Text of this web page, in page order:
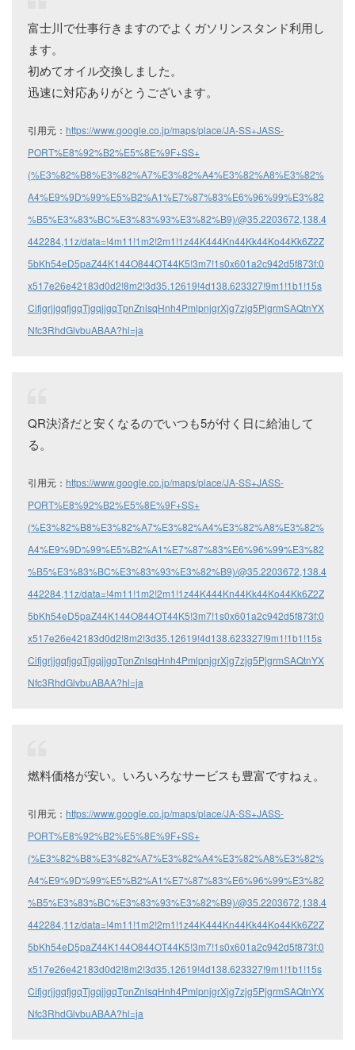
富士川で仕事行きますのでよくガソリンスタンド利用し
ます。
初めてオイル交換しました。
迅速に対応ありがとうございます。
引用元： https://www.google.co.jp/maps/place/JA-SS+JASS-
PORT%E8%92%B2%E5%8E%9F+SS+
(%E3%82%B8%E3%82%A7%E3%82%A4%E3%82%A8%E3%82%
A4%E9%9D%99%E5%B2%A1%E7%87%83%E6%96%99%E3%82
%B5%E3%83%BC%E3%83%93%E3%82%B9)/@35.2203672,138.4
442284,11z/data=!4m11!1m2!2m1!1z44K444Kn44Kk44Ko44Kk6Z2Z
5bKh54eD5paZ44K144O844OT44K5!3m7!1s0x601a2c942d5f873f:0
x517e26e42183d0d2!8m2!3d35.12619!4d138.623327!9m1!1b1!15s
CifjgrjjgqfjgqTjgqjjgqTpnZnlsqHnh4PmlpnjgrXjg7zjg5PjgrmSAQtnYX
Nfc3RhdGlvbuABAA?hl=ja
QR決済だと安くなるのでいつも5が付く日に給油して
る。
引用元： https://www.google.co.jp/maps/place/JA-SS+JASS-
PORT%E8%92%B2%E5%8E%9F+SS+
(%E3%82%B8%E3%82%A7%E3%82%A4%E3%82%A8%E3%82%
A4%E9%9D%99%E5%B2%A1%E7%87%83%E6%96%99%E3%82
%B5%E3%83%BC%E3%83%93%E3%82%B9)/@35.2203672,138.4
442284,11z/data=!4m11!1m2!2m1!1z44K444Kn44Kk44Ko44Kk6Z2Z
5bKh54eD5paZ44K144O844OT44K5!3m7!1s0x601a2c942d5f873f:0
x517e26e42183d0d2!8m2!3d35.12619!4d138.623327!9m1!1b1!15s
CifjgrjjgqfjgqTjgqjjgqTpnZnlsqHnh4PmlpnjgrXjg7zjg5PjgrmSAQtnYX
Nfc3RhdGlvbuABAA?hl=ja
燃料価格が安い。いろいろなサービスも豊富ですねぇ。
引用元： https://www.google.co.jp/maps/place/JA-SS+JASS-
PORT%E8%92%B2%E5%8E%9F+SS+
(%E3%82%B8%E3%82%A7%E3%82%A4%E3%82%A8%E3%82%
A4%E9%9D%99%E5%B2%A1%E7%87%83%E6%96%99%E3%82
%B5%E3%83%BC%E3%83%93%E3%82%B9)/@35.2203672,138.4
442284,11z/data=!4m11!1m2!2m1!1z44K444Kn44Kk44Ko44Kk6Z2Z
5bKh54eD5paZ44K144O844OT44K5!3m7!1s0x601a2c942d5f873f:0
x517e26e42183d0d2!8m2!3d35.12619!4d138.623327!9m1!1b1!15s
CifjgrjjgqfjgqTjgqjjgqTpnZnlsqHnh4PmlpnjgrXjg7zjg5PjgrmSAQtnYX
Nfc3RhdGlvbuABAA?hl=ja